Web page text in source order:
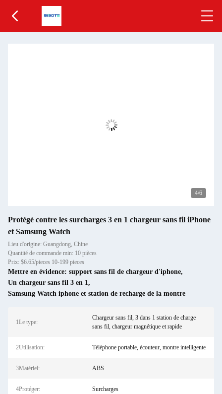
5/6
Protégé contre les surcharges 3 en 1 chargeur sans fil iPhone
et Samsung Watch
Lieu d'origine: Guangdong, Chine
Quantité de commande min: 10 pièces
Prix: $6.65/pieces 10-199 pieces
Mettre en évidence: support sans fil de chargeur d'iphone,
Un chargeur sans fil 3 en 1,
Samsung Watch iphone et station de recharge de la montre
1Le type:
Chargeur sans fil, 3 dans 1 station de charge
sans fil, chargeur magnétique et rapide
2Utilisation: Téléphone portable, écouteur, montre intelligente
3Matériel: ABS
4Protéger: Surcharges